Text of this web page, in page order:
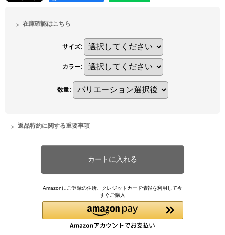
在庫確認はこちら
サイズ:
カラー:
数量:
返品特約に関する重要事項
Amazonにご登録の住所、クレジットカード情報を利用して今
すぐご購入